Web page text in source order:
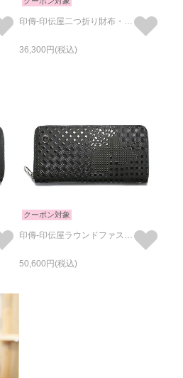
36,300
クーポン対象
印傳-印伝屋ラウンドファスナー長財布山梨カモフラ柄/ロングウォレット
50,600